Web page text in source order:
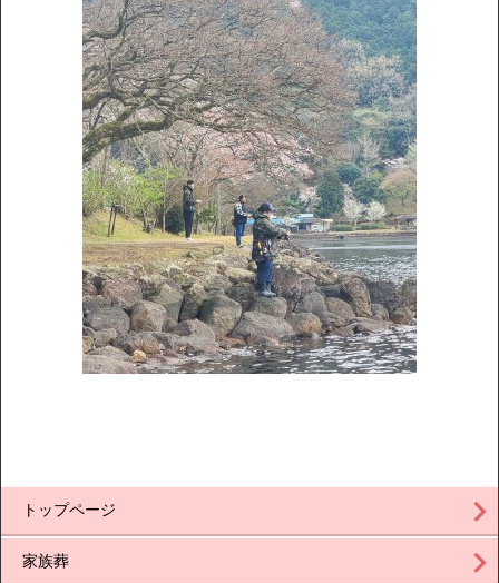
トップページ
家族葬